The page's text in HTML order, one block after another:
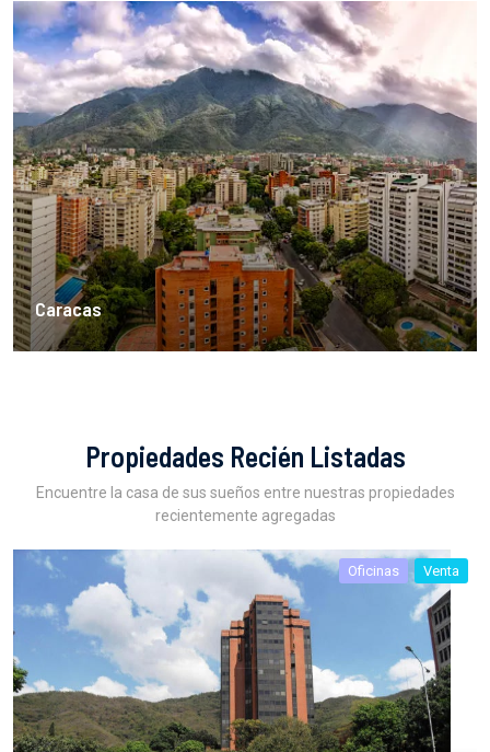
Caracas
Propiedades Recién Listadas
Encuentre la casa de sus sueños entre nuestras propiedades
recientemente agregadas
Oficinas Venta